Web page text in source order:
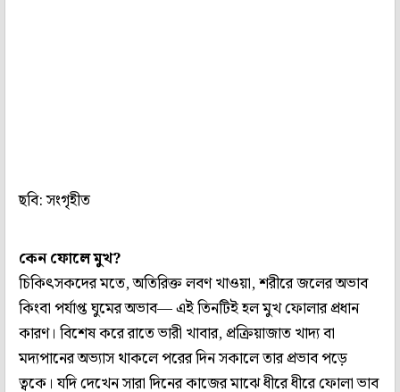
ছবি: সংগৃহীত
কেন ফোলে মুখ?
চিকিৎসকদের মতে, অতিরিক্ত লবণ খাওয়া, শরীরে জলের অভাব
কিংবা পর্যাপ্ত ঘুমের অভাব— এই তিনটিই হল মুখ ফোলার প্রধান
কারণ। বিশেষ করে রাতে ভারী খাবার, প্রক্রিয়াজাত খাদ্য বা
মদ্যপানের অভ্যাস থাকলে পরের দিন সকালে তার প্রভাব পড়ে
ত্বকে। যদি দেখেন সারা দিনের কাজের মাঝে ধীরে ধীরে ফোলা ভাব